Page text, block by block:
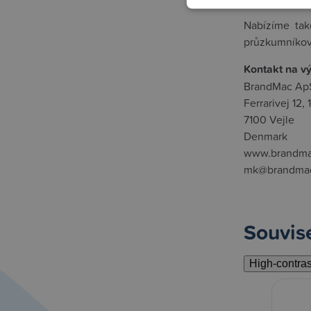
Nabízíme
Kontakt na
BrandMac
Ferrarivej 12,
7100 Vejle
Denmark
High-